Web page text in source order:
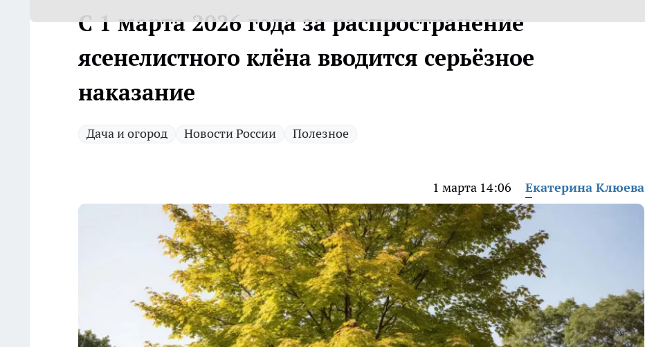
С 1 марта 2026 года за распространение
ясенелистного клёна вводится серьёзное
наказание
Дача и огород Новости России Полезное
1 марта 14:06 Екатерина Клюева